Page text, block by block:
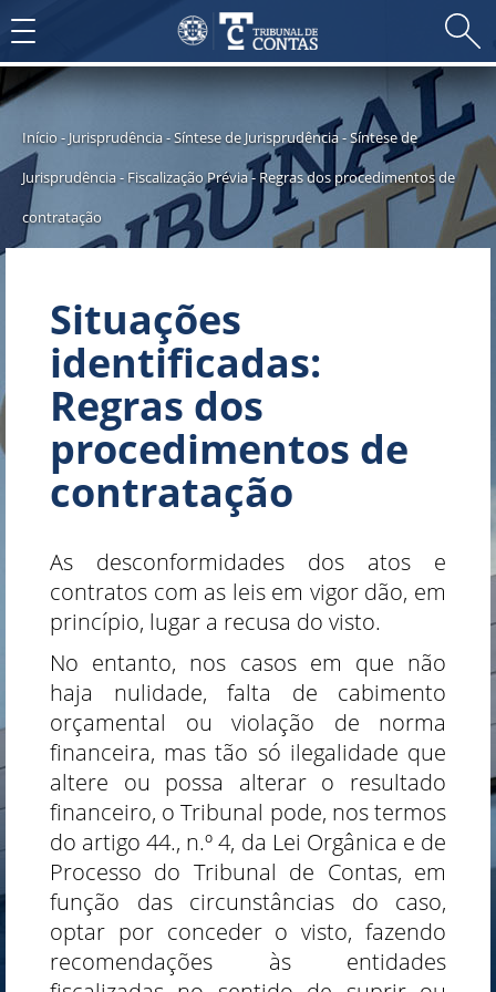
Toggle
navigation
Início-Jurisprudência -Síntese de Jurisprudência -Síntese de
Jurisprudência - Fiscalização Prévia - Regras dos procedimentos de
contratação
Situações
identificadas:
Regras dos
procedimentos de
contratação
As desconformidades dos atos e
contratos com as leis em vigor dão, em
princípio, lugar a recusa do visto.
No entanto, nos casos em que não
haja nulidade, falta de cabimento
orçamental ou violação de norma
financeira, mas tão só ilegalidade que
altere ou possa alterar o resultado
financeiro, o Tribunal pode, nos termos
do artigo 44., n.º 4, da Lei Orgânica e de
Processo do Tribunal de Contas, em
função das circunstâncias do caso,
optar por conceder o visto, fazendo
recomendações às entidades